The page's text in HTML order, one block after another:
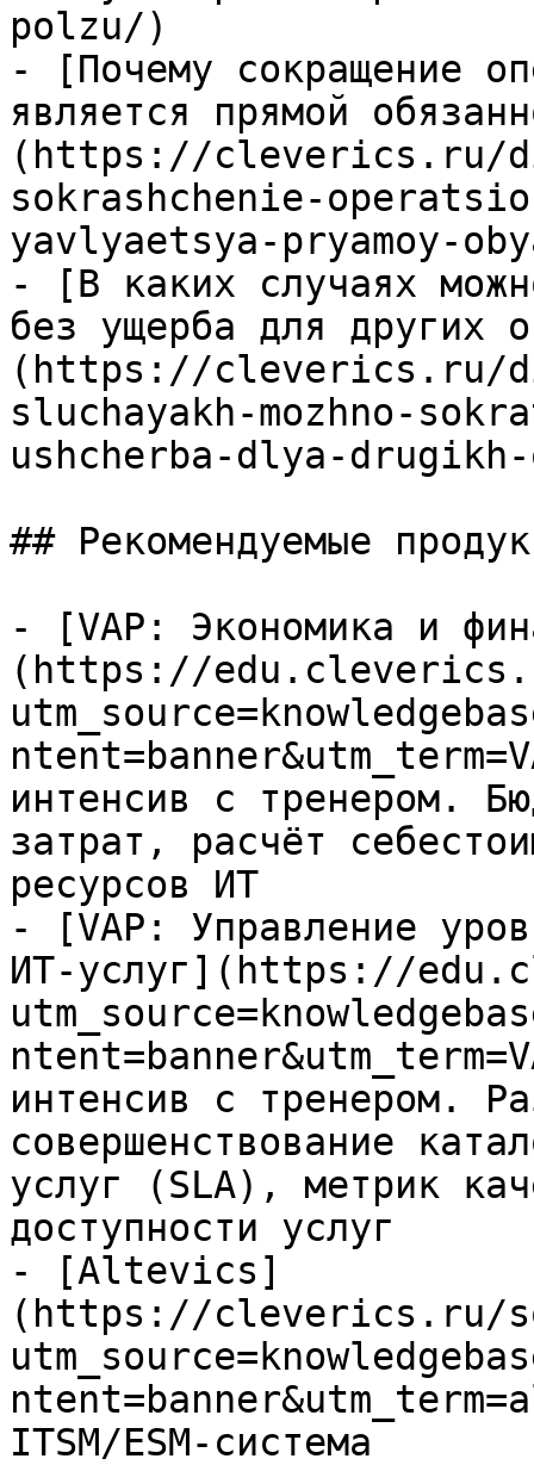
polzu/)
- [Почему сокращение
является прямой
(https://cleverics.ru/
sokrashchenie-
yavlyaetsya-pryamoy-
- [В каких случаях
без ущерба для других
(https://cleverics.ru/
sluchayakh-mozhno-
ushcherba-dlya-
## Рекомендуемые
- [VAP: Экономика и
(https://
интенсив с тренером.
затрат, расчёт
ресурсов ИТ
- [VAP: Управление
ИТ-услуг](https://
интенсив с тренером.
совершенствование
услуг (SLA), метрик
доступности услуг
- [Altevics]
(https://cleverics.ru/
ITSM/ESM-система